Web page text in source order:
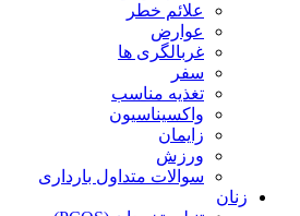
علائم خطر
عوارض
غربالگری ها
سفر
تغذیه مناسب
واکسیناسیون
زایمان
ورزش
سوالات متداول بارداری
زنان